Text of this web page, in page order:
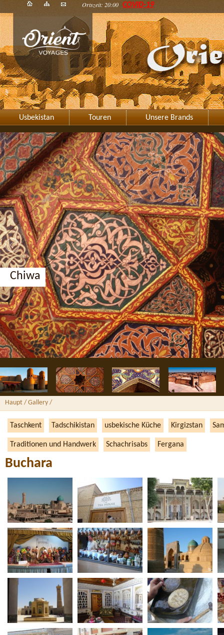
Ortszeit: 20:00 COVID-19
Usbekistan Touren Unsere Brands
Chiwa
Haupt / Gallery /
Taschkent Tadschikistan usbekische Küche Kirgizstan
Traditionen und Handwerk Schachrisabs Fergana
Buсhara